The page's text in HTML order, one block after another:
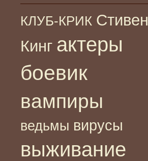
КЛУБ-КРИК Стивен
Кинг актеры
боевик
вампиры
ведьмы вирусы
выживание